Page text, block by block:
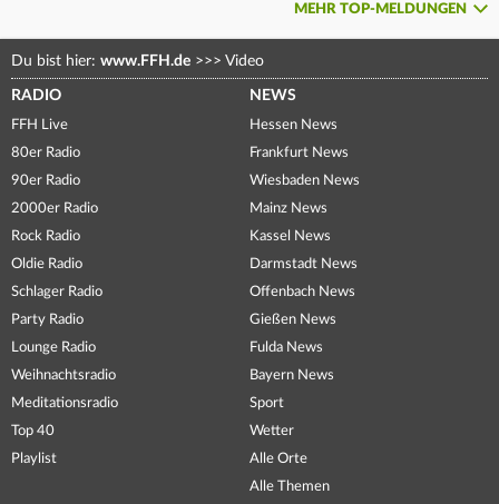
MEHR TOP-MELDUNGEN
Du bist hier: www.FFH.de >>> Video
RADIO
FFH Live
80er Radio
90er Radio
2000er Radio
Rock Radio
Oldie Radio
Schlager Radio
Party Radio
Lounge Radio
Weihnachtsradio
Meditationsradio
Top 40
Playlist
NEWS
Hessen News
Frankfurt News
Wiesbaden News
Mainz News
Kassel News
Darmstadt News
Offenbach News
Gießen News
Fulda News
Bayern News
Sport
Wetter
Alle Orte
Alle Themen